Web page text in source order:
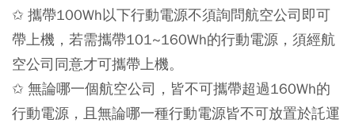
✩ 攜帶100Wh以下行動電源不須詢問航空公司即可
帶上機，若需攜帶101~160Wh的行動電源，須經航
空公司同意才可攜帶上機。
✩ 無論哪一個航空公司，皆不可攜帶超過160Wh的
行動電源，且無論哪一種行動電源皆不可放置於託運